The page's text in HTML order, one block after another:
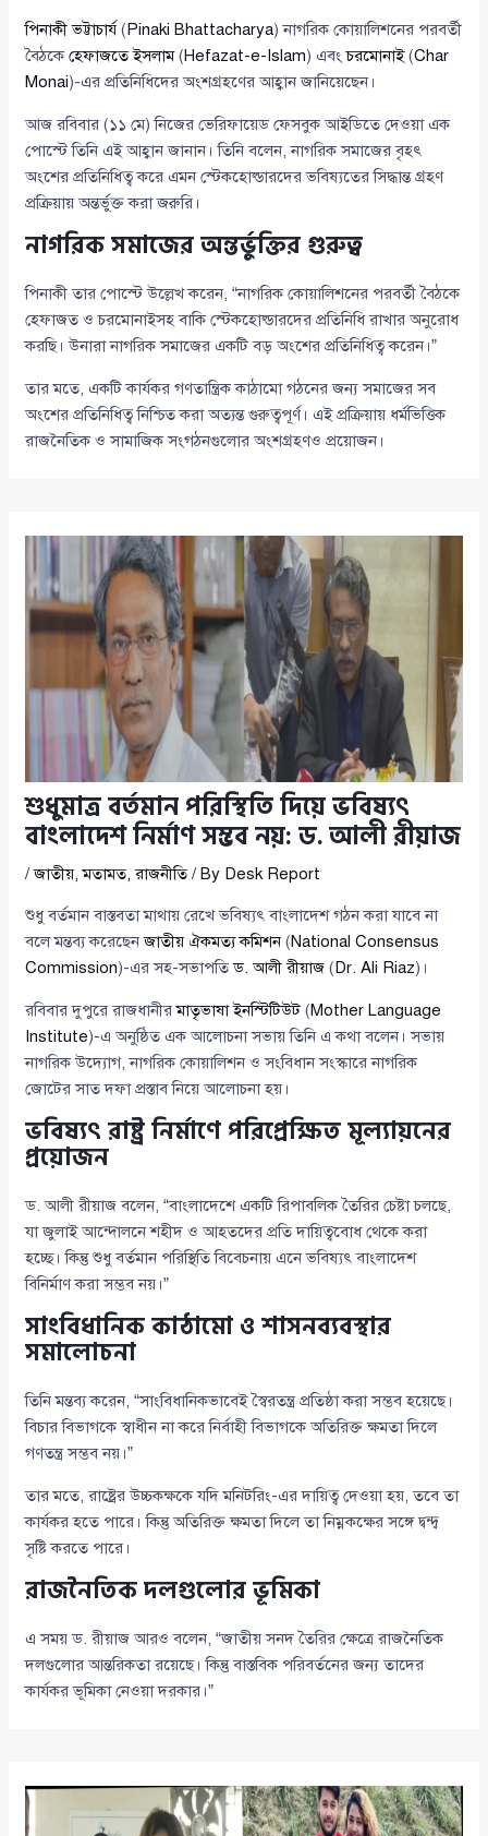
পিনাকী ভট্টাচার্য ( Pinaki Bhattacharya) নাগরিক কোয়ালিশনের পরবর্তী
বৈঠকেহেফাজতে ইসলাম(Hefazat-e-Islam) এবংচরমোনাই(Char
Monai)-এর প্রতিনিধিদের অংশগ্রহণের আহ্বান জানিয়েছেন।
আজ রবিবার (১১ মে) নিজের ভেরিফায়েড ফেসবুক আইডিতে দেওয়া এক
পোস্টে তিনি এই আহ্বান জানান। তিনি বলেন, নাগরিক সমাজের বৃহৎ
অংশের প্রতিনিধিত্ব করে এমন স্টেকহোল্ডারদের ভবিষ্যতের সিদ্ধান্ত গ্রহণ
প্রক্রিয়ায় অন্তর্ভুক্ত করা জরুরি।
নাগরিক সমাজের অন্তর্ভুক্তির গুরুত্ব
পিনাকী তার পোস্টে উল্লেখ করেন, “নাগরিক কোয়ালিশনের পরবর্তী বৈঠকে
হেফাজত ও চরমোনাইসহ বাকি স্টেকহোল্ডারদের প্রতিনিধি রাখার অনুরোধ
করছি। উনারা নাগরিক সমাজের একটি বড় অংশের প্রতিনিধিত্ব করেন।”
তার মতে, একটি কার্যকর গণতান্ত্রিক কাঠামো গঠনের জন্য সমাজের সব
অংশের প্রতিনিধিত্ব নিশ্চিত করা অত্যন্ত গুরুত্বপূর্ণ। এই প্রক্রিয়ায় ধর্মভিত্তিক
রাজনৈতিক ও সামাজিক সংগঠনগুলোর অংশগ্রহণও প্রয়োজন।
শুধুমাত্র বর্তমান পরিস্থিতি দিয়ে ভবিষ্যৎ
বাংলাদেশ নির্মাণ সম্ভব নয়: ড. আলী রীয়াজ
/জাতীয়,মতামত,রাজনীতি/ By Desk Report
শুধু বর্তমান বাস্তবতা মাথায় রেখে ভবিষ্যৎ বাংলাদেশ গঠন করা যাবে না
বলে মন্তব্য করেছেনজাতীয় ঐকমত্য কমিশন(National Consensus
Commission)-এর সহ-সভাপতিড. আলী রীয়াজ ( Dr. Ali Riaz)।
রবিবার দুপুরে রাজধানীরমাতৃভাষা ইনস্টিটিউট (Mother Language
Institute)-এ অনুষ্ঠিত এক আলোচনা সভায় তিনি এ কথা বলেন। সভায়
নাগরিক উদ্যোগ, নাগরিক কোয়ালিশন ও সংবিধান সংস্কারে নাগরিক
জোটের সাত দফা প্রস্তাব নিয়ে আলোচনা হয়।
ভবিষ্যৎ রাষ্ট্র নির্মাণে পরিপ্রেক্ষিত মূল্যায়নের
প্রয়োজন
ড. আলী রীয়াজ বলেন, “বাংলাদেশে একটি রিপাবলিক তৈরির চেষ্টা চলছে,
যা জুলাই আন্দোলনে শহীদ ও আহতদের প্রতি দায়িত্ববোধ থেকে করা
হচ্ছে। কিন্তু শুধু বর্তমান পরিস্থিতি বিবেচনায় এনে ভবিষ্যৎ বাংলাদেশ
বিনির্মাণ করা সম্ভব নয়।”
সাংবিধানিক কাঠামো ও শাসনব্যবস্থার
সমালোচনা
তিনি মন্তব্য করেন, “সাংবিধানিকভাবেই স্বৈরতন্ত্র প্রতিষ্ঠা করা সম্ভব হয়েছে।
বিচার বিভাগকে স্বাধীন না করে নির্বাহী বিভাগকে অতিরিক্ত ক্ষমতা দিলে
গণতন্ত্র সম্ভব নয়।”
তার মতে, রাষ্ট্রের উচ্চকক্ষকে যদি মনিটরিং-এর দায়িত্ব দেওয়া হয়, তবে তা
কার্যকর হতে পারে। কিন্তু অতিরিক্ত ক্ষমতা দিলে তা নিম্নকক্ষের সঙ্গে দ্বন্দ্ব
সৃষ্টি করতে পারে।
রাজনৈতিক দলগুলোর ভূমিকা
এ সময় ড. রীয়াজ আরও বলেন, “জাতীয় সনদ তৈরির ক্ষেত্রে রাজনৈতিক
দলগুলোর আন্তরিকতা রয়েছে। কিন্তু বাস্তবিক পরিবর্তনের জন্য তাদের
কার্যকর ভূমিকা নেওয়া দরকার।”